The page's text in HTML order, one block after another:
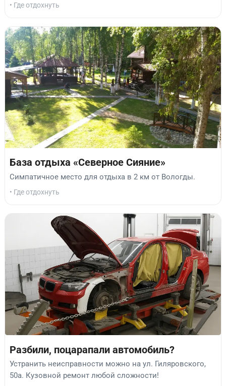
• Где отдохнуть
База отдыха «Северное Сияние»
Симпатичное место для отдыха в 2 км от Вологды.
• Где отдохнуть
Разбили, поцарапали автомобиль?
Устранить неисправности можно на ул. Гиляровского,
50а. Кузовной ремонт любой сложности!